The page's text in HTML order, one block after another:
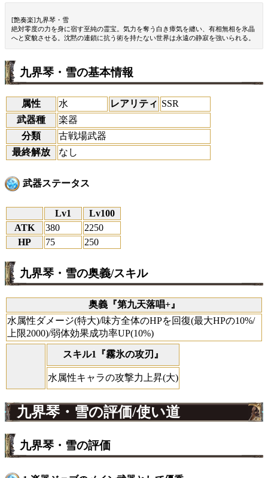
[艶奏楽]九界琴・雪
絶対零度の力を身に宿す至純の霊宝。気力を奪う白き瘴気を纏い、有相無相を氷晶
へと変貌させる。沈黙の連鎖に抗う術を持たない世界は永遠の静寂を強いられる。
九界琴・雪の基本情報
属性 水 レアリティ SSR
武器種
楽器
分類
古戦場武器
最終解放
なし
武器ステータス
Lv1
Lv100
ATK
380
2250
HP
75 250
九界琴・雪の奥義/スキル
奥義『第九天落唱+』
水属性ダメージ(特大)/味方全体のHPを回復(最大HPの10%/
上限2000)/弱体効果成功率UP(10%)
スキル1『霧氷の攻刃』
水属性キャラの攻撃力上昇(大)
九界琴・雪の評価/使い道
九界琴・雪の評価